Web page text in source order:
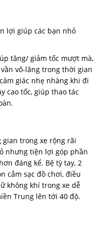
lợi giúp các bạn nhỏ
tăng/ giảm tốc mượt mà,
vô-lăng trong thời gian
giác nhẹ nhàng khi đi
cao tốc, giúp thao tác
gian trong xe rộng rãi
nhưng tiện lợi góp phần
đáng kể. Bệ tỳ tay, 2
cắm sạc đồ chơi, điều
không khí trong xe dễ
Trung lên tới 40 độ.